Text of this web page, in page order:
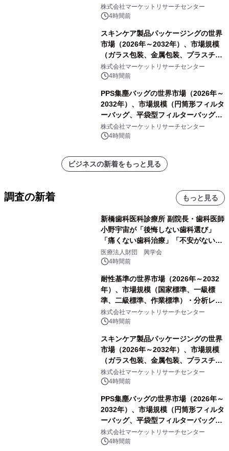
ートを発表
株式会社マーケットリサーチセンター
4時間前
スキンケア製品パッケージングの世界
市場（2026年～2032年）、市場規模
（ガラス包装、金属包装、プラスチッ
ク包装、その他）・分析レポートを発
表
株式会社マーケットリサーチセンター
4時間前
PPS集塵バッグの世界市場（2026年～
2032年）、市場規模（円筒形フィルタ
ーバッグ、平袋型フィルターバッグ、
プリーツフィルターバッグ、その
他）・分析レポートを発表
株式会社マーケットリサーチセンター
4時間前
ビジネスの新着をもっと見る
調査の新着 もっと見る
新橋歯科医科診療所 副院長・歯科医師
小野宇宙が「後悔しない歯科選び」
「痛くない歯科治療」「不安がない治
療計画」をテーマに専門監修
医療法人財団 興学会
4時間前
耐性基準の世界市場（2026年～2032
年）、市場規模（国家標準、一級標
準、二級標準、作業標準）・分析レポ
ートを発表
株式会社マーケットリサーチセンター
4時間前
スキンケア製品パッケージングの世界
市場（2026年～2032年）、市場規模
（ガラス包装、金属包装、プラスチッ
ク包装、その他）・分析レポートを発
表
株式会社マーケットリサーチセンター
4時間前
PPS集塵バッグの世界市場（2026年～
2032年）、市場規模（円筒形フィルタ
ーバッグ、平袋型フィルターバッグ、
プリーツフィルターバッグ、その
他）・分析レポートを発表
株式会社マーケットリサーチセンター
4時間前